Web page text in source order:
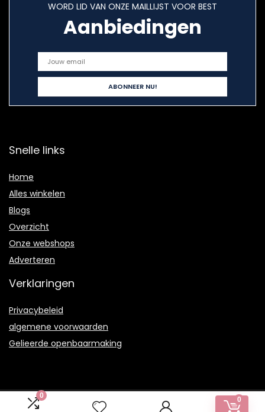
0
0
WORD LID VAN ONZE MAILLIJST VOOR BEST
Aanbiedingen
Snelle links
Home
Alles winkelen
Blogs
Overzicht
Onze webshops
Adverteren
Verklaringen
Privacybeleid
algemene voorwaarden
Gelieerde openbaarmaking
2021 © Artsdecoratiefs.nl Alle rechten voorbehouden